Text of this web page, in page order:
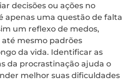
decisões ou ações no
apenas uma questão de falta
um reflexo de medos,
até mesmo padrões
da vida. Identificar as
da procrastinação ajuda o
melhor suas dificuldades